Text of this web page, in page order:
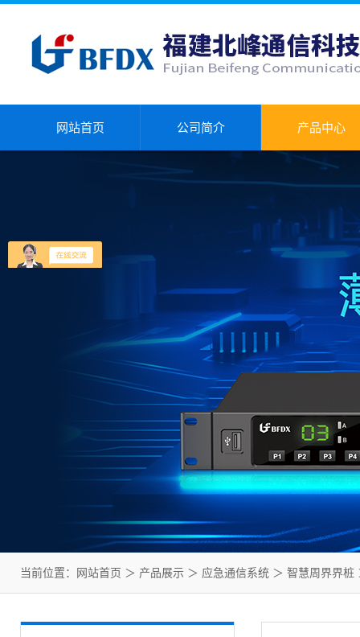
网站首页 公司简介 产品中心
当前位置： 网站首页 ＞ 产品展示 ＞ 应急通信系统 ＞ 智慧周界界桩